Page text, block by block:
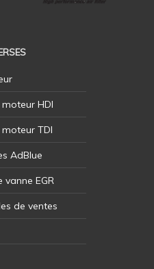
HDI
TDI
AdBlue
vanne EGR
de ventes